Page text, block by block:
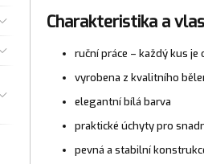
Charakteristika a
ruční práce – každý kus je
vyrobena z kvalitního
elegantní bílá barva
praktické úchyty pro
pevná a stabilní